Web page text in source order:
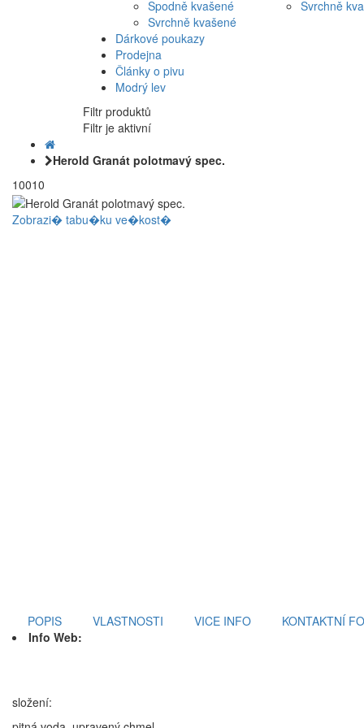
Spodně kvašené
Svrchně kvašené
Svrchně
Dárkové poukazy
Prodejna
Články o pivu
Modrý lev
Filtr produktů
Filtr je aktivní
Herold Granát polotmavý spec.
10010
Zobrazi� tabu�ku ve�kost�
POPIS
VLASTNOSTI VICE INFO
KONTAKTNÍ
Info Web:
složení: